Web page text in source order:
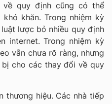
về quy định cũng có thể
khăn. Trong nhiệm kỳ
lược bỏ nhiều quy định
internet. Trong nhiệm kỳ
vẫn chưa rõ ràng, nhưng
cho các thay đổi về quy
thương hiệu. Các nhà tiếp